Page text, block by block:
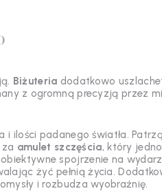
Biżuteria dodatkowo
z ogromną precyzją przez
ilości padanego światła.
amulet szczęścia, który
spojrzenie na
żyć pełnią życia.
i rozbudza wyobraźnię.